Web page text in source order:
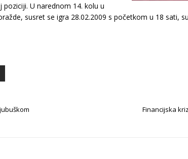
poziciji. U narednom 14. kolu u
susret se igra 28.02.2009 s početkom u 18 sati,
Financijska